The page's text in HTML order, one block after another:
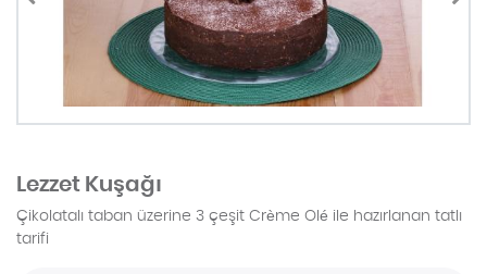
Lezzet Kuşağı
Çikolatalı taban üzerine 3 çeşit Crème Olé ile hazırlanan tatlı
tarifi